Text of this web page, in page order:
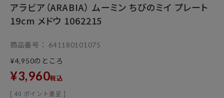
アラビア（ARABIA） ムーミン ちびのミイ プレート
19cm メドウ 1062215
商品番号
641180101075
¥4,950のところ
¥3,960税込
[ 40 ポイント進呈 ]